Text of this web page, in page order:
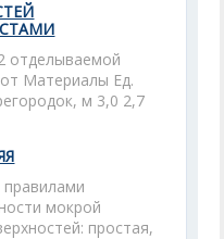
отделываемой
Материалы Ед.
м 3,0 2,7
мокрой
простая,